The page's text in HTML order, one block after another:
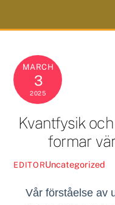
MARCH
3
2025
Kvantfysik
formar
EDITORUncategorized
Vår förståelse av